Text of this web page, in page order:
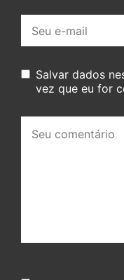
mail:
Salvar dados
vez que eu for
comentário: